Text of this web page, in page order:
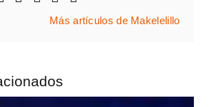
Más artículos de Makelelillo